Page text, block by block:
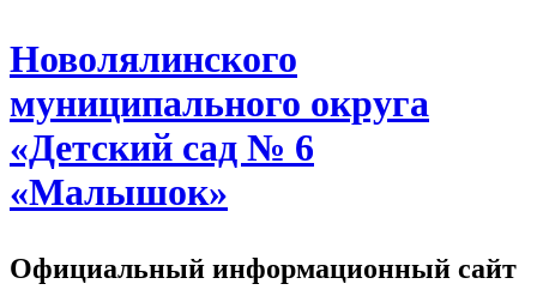
Новолялинского
муниципального округа
«Детский сад № 6
«Малышок»
Официальный информационный сайт